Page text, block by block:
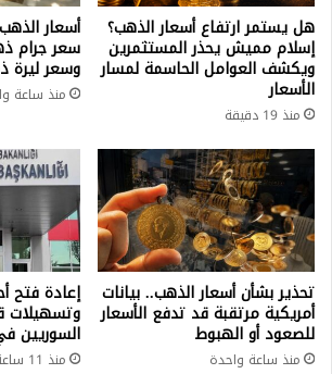
هل يستمر ارتفاع أسعار الذهب؟
إسلام مميش يحذر المستثمرين
ويكشف العوامل الحاسمة لمسار
الأسعار
منذ 19 دقيقة
أسعار
وسعر ليرة
منذ ساعة
تحذير بشأن أسعار الذهب.. بيانات
أمريكية مرتقبة قد تدفع الأسعار
للصعود أو الهبوط
منذ ساعة واحدة
إعادة فتح
وتسهيلات
السوريين
منذ 11 ساعة